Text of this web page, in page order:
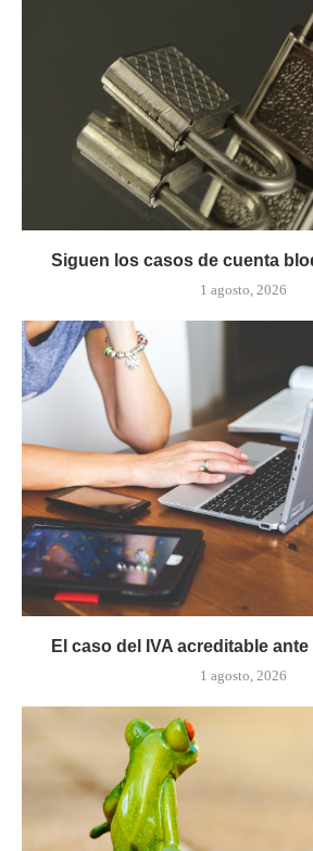
Siguen los casos de cuenta
1 agosto, 2026
El caso del IVA acreditable
1 agosto, 2026